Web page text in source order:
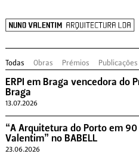
Todas Obras Prémios Publicações
ERPI em Braga vencedora do
Braga
13.07.2026
“A Arquitetura do Porto em
Valentim” no BABELL
23.06.2026